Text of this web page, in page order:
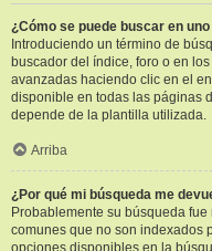
¿Cómo se puede buscar en
Introduciendo un término de
buscador del índice, foro o en
avanzadas haciendo clic en el
disponible en todas las páginas
depende de la plantilla utilizada.
Arriba
¿Por qué mi búsqueda me
Probablemente su búsqueda
comunes que no son indexados
opciones disponibles en la